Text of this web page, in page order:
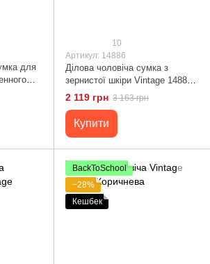
для
10
Артикул: 14886
Ділова чоловіча сумка з
зернистої шкіри Vintage 14886
Чорна
2 119 грн 3 163 грн
Купити
BackToSchool
−28%
Кешбек